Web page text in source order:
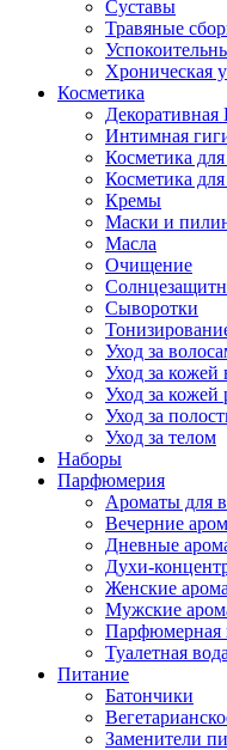
Суставы
Травяные
Хроническая
Косметика
Декоративная
Интимная
Косметика для
Косметика
Кремы
Маски и
Масла
Очищение
Сыворотки
Уход за
Уход за кожей
Уход за кожей
Уход за
Уход за телом
Наборы
Парфюмерия
Ароматы для
Вечерние
Дневные
Духи-
Женские
Мужские
Парфюмерная
Туалетная вода
Питание
Батончики
Заменители